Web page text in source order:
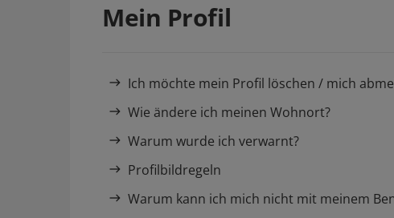
Mein Profil
Ich möchte mein Profil löschen / mich
Wie ändere ich meinen Wohnort?
Warum wurde ich verwarnt?
Profilbildregeln
Warum kann ich mich nicht mit meinem